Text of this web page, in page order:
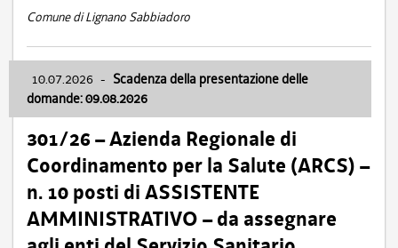
Comune di Lignano Sabbiadoro
10.07.2026 - Scadenza della presentazione delle
domande: 09.08.2026
301/26 – Azienda Regionale di
Coordinamento per la Salute (ARCS) –
n. 10 posti di ASSISTENTE
AMMINISTRATIVO – da assegnare